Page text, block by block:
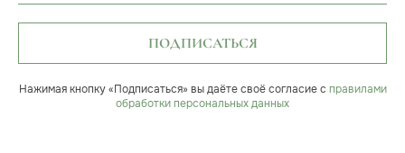
ПОДПИСАТЬСЯ
Нажимая кнопку «Подписаться» вы даёте своё согласие с правилами
обработки персональных данных